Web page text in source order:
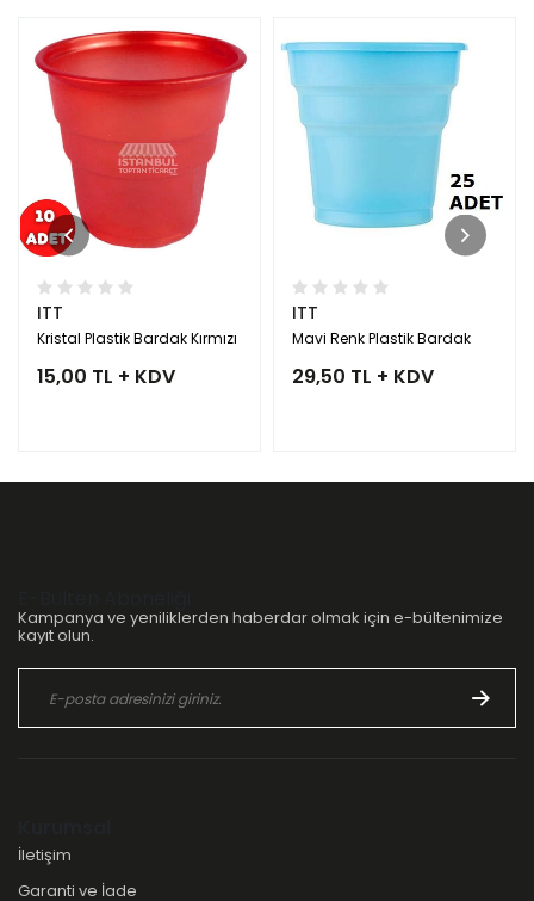
ITT
Kristal Plastik Bardak Kırmızı
15,00 TL + KDV
ITT
Mavi Renk Plastik Bardak
29,50 TL + KDV
Kampanya ve yeniliklerden haberdar olmak için e-bültenimize
kayıt olun.
İletişim
Garanti ve İade